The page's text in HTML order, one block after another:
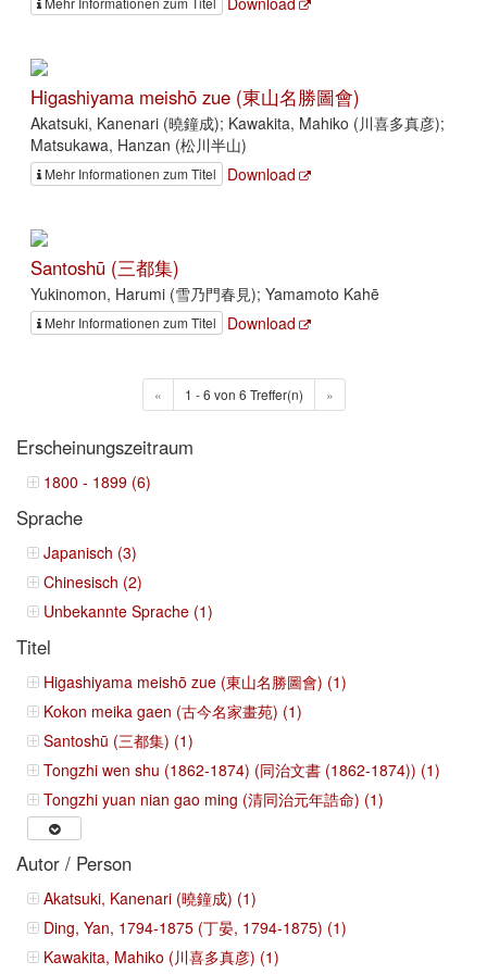
Higashiyama meishō zue (東山名勝圖會)
Akatsuki, Kanenari (曉鐘成); Kawakita, Mahiko (川喜多真彦);
Matsukawa, Hanzan (松川半山)
Mehr Informationen zum Titel Download
Santoshū (三都集)
Yukinomon, Harumi (雪乃門春見); Yamamoto Kahē
Mehr Informationen zum Titel Download
« 1 - 6 von 6 Treffer(n) »
Erscheinungszeitraum
1800 - 1899 (6)
Sprache
Japanisch (3)
Chinesisch (2)
Unbekannte Sprache (1)
Titel
Higashiyama meishō zue (東山名勝圖會) (1)
Kokon meika gaen (古今名家畫苑) (1)
Santoshū (三都集) (1)
Tongzhi wen shu (1862-1874) (同治文書 (1862-1874)) (1)
Tongzhi yuan nian gao ming (清同治元年誥命) (1)
Autor / Person
Akatsuki, Kanenari (曉鐘成) (1)
Ding, Yan, 1794-1875 (丁晏, 1794-1875) (1)
Kawakita, Mahiko (川喜多真彦) (1)